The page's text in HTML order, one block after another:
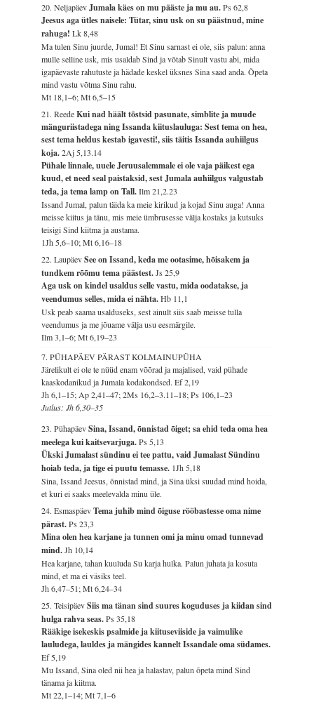
20. NeljapäevJumala käes on mu pääste ja mu au.Ps 62,8
Jeesus aga ütles naisele: Tütar, sinu usk on su päästnud, mine
rahuga!Lk 8,48
Ma tulen Sinu juurde, Jumal! Et Sinu sarnast ei ole, siis palun: anna
mulle selline usk, mis usaldab Sind ja võtab Sinult vastu abi, mida
igapäevaste rahutuste ja hädade keskel üksnes Sina saad anda. Õpeta
mind vastu võtma Sinu rahu.
Mt 18,1–6; Mt 6,5–15
21. ReedeKui nad häält tõstsid pasunate, simblite ja muude
mänguriistadega ning Issanda kiituslauluga: Sest tema on hea,
sest tema heldus kestab igavesti!, siis täitis Issanda auhiilgus
koja.2Aj 5,13.14
Pühale linnale, uuele Jeruusalemmale ei ole vaja päikest ega
kuud, et need seal paistaksid, sest Jumala auhiilgus valgustab
teda, ja tema lamp on Tall.Ilm 21,2.23
Issand Jumal, palun täida ka meie kirikud ja kojad Sinu auga! Anna
meisse kiitus ja tänu, mis meie ümbrusesse välja kostaks ja kutsuks
teisigi Sind kiitma ja austama.
1Jh 5,6–10; Mt 6,16–18
22. LaupäevSee on Issand, keda me ootasime, hõisakem ja
tundkem rõõmu tema päästest.Js 25,9
Aga usk on kindel usaldus selle vastu, mida oodatakse, ja
veendumus selles, mida ei nähta.Hb 11,1
Usk peab saama usalduseks, sest ainult siis saab meisse tulla
veendumus ja me jõuame välja usu eesmärgile.
Ilm 3,1–6; Mt 6,19–23
7. PÜHAPÄEV PÄRAST KOLMAINUPÜHA
Järelikult ei ole te nüüd enam võõrad ja majalised, vaid pühade
kaaskodanikud ja Jumala kodakondsed.Ef 2,19
Jh 6,1–15; Ap 2,41–47; 2Ms 16,2–3.11–18; Ps 106,1–23
Jutlus: Jh 6,30–35
23. PühapäevSina, Issand, õnnistad õiget; sa ehid teda oma hea
meelega kui kaitsevarjuga.Ps 5,13
Ükski Jumalast sündinu ei tee pattu, vaid Jumalast Sündinu
hoiab teda, ja tige ei puutu temasse. 1Jh 5,18
Sina, Issand Jeesus, õnnistad mind, ja Sina üksi suudad mind hoida,
et kuri ei saaks meelevalda minu üle.
24. EsmaspäevTema juhib mind õiguse rööbastesse oma nime
pärast.Ps 23,3
Mina olen hea karjane ja tunnen omi ja minu omad tunnevad
mind.Jh 10,14
Hea karjane, tahan kuuluda Su karja hulka. Palun juhata ja kosuta
mind, et ma ei väsiks teel.
Jh 6,47–51; Mt 6,24–34
25. TeisipäevSiis ma tänan sind suures koguduses ja kiidan sind
hulga rahva seas.Ps 35,18
Rääkige isekeskis psalmide ja kiituseviiside ja vaimulike
lauludega, lauldes ja mängides kannelt Issandale oma südames.
Ef 5,19
Mu Issand, Sina oled nii hea ja halastav, palun õpeta mind Sind
tänama ja kiitma.
Mt 22,1–14; Mt 7,1–6